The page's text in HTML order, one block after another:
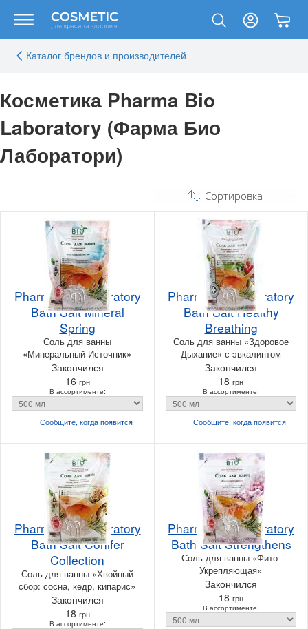
Каталог брендов и производителей
Косметика Pharma Bio
Laboratory (Фарма Био
Лаборатори)
Сортировка
Pharma Bio Laboratory
Bath Salt Mineral
Spring
Соль для ванны
«Минеральный Источник»
Закончился
16 грн
В ассортименте:
Сообщите, когдапоявится
Pharma Bio Laboratory
Bath Salt Healthy
Breathing
Соль для ванны «Здоровое
Дыхание» с эвкалиптом
Закончился
18 грн
В ассортименте:
Сообщите, когдапоявится
Pharma Bio Laboratory
Bath Salt Conifer
Collection
Соль для ванны «Хвойный
сбор: сосна, кедр, кипарис»
Закончился
18 грн
В ассортименте:
Pharma Bio Laboratory
Bath Salt Strengthens
Соль для ванны «Фито-
Укрепляющая»
Закончился
18 грн
В ассортименте: